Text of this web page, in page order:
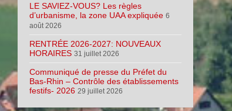
LE SAVIEZ-VOUS? Les règles
d’urbanisme, la zone UAA expliquée 6
août 2026
RENTRÉE 2026-2027: NOUVEAUX
HORAIRES 31 juillet 2026
Communiqué de presse du Préfet du
Bas-Rhin – Contrôle des établissements
festifs- 2026 29 juillet 2026